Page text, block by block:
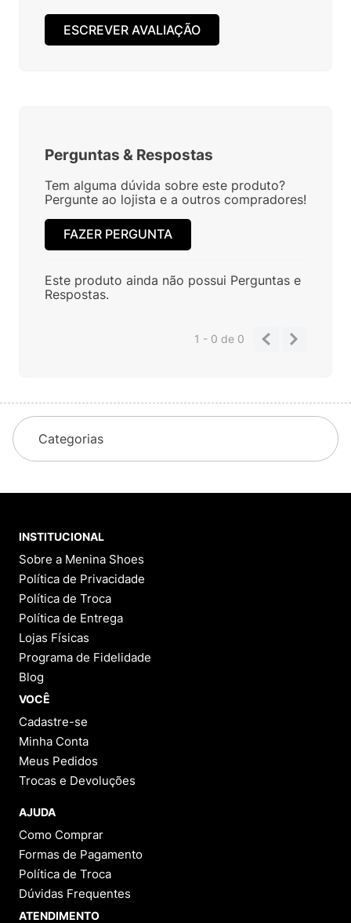
ESCREVER AVALIAÇÃO
Perguntas & Respostas
Tem alguma dúvida sobre este produto?
Pergunte ao lojista e a outros compradores!
FAZER PERGUNTA
Este produto ainda não possui Perguntas e
Respostas.
1 - 0de 0
Categorias
INSTITUCIONAL
Sobre a Menina Shoes
Política de Privacidade
Política de Troca
Política de Entrega
Lojas Físicas
Programa de Fidelidade
Blog
VOCÊ
Cadastre-se
Minha Conta
Meus Pedidos
Trocas e Devoluções
AJUDA
Como Comprar
Formas de Pagamento
Política de Troca
Dúvidas Frequentes
ATENDIMENTO